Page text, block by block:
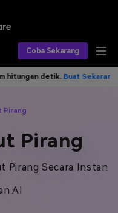
Coba Sekarang
detik.Buat Sekarang>>
Pirang
Pirang
Pirang Secara Instan
AI